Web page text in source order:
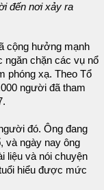
đến nơi xảy ra
cộng hưởng mạnh
chặn các vụ nổ
phóng xạ. Theo Tổ
người đã tham
đó. Ông đang
và ngày nay ông
liệu và nói chuyện
hiểu được mức